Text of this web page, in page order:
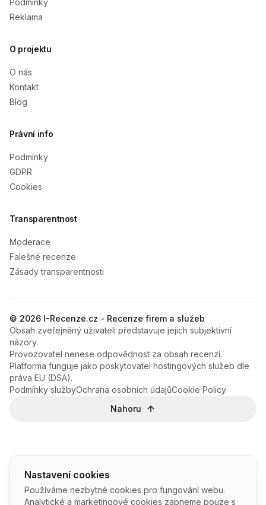
Nastavení cookies
Používáme nezbytné cookies pro fungování webu.
Analytické a marketingové cookies zapneme pouze s
Podmínky
Reklama
O projektu
O nás
Kontakt
Blog
Právní info
Podmínky
GDPR
Cookies
Transparentnost
Moderace
Falešné recenze
Zásady transparentnosti
© 2026 I-Recenze.cz - Recenze firem a služeb
Obsah zveřejněný uživateli představuje jejich subjektivní
názory.
Provozovatel nenese odpovědnost za obsah recenzí.
Platforma funguje jako poskytovatel hostingových služeb dle
práva EU (DSA).
Podmínky službyOchrana osobních údajůCookie Policy
Nahoru